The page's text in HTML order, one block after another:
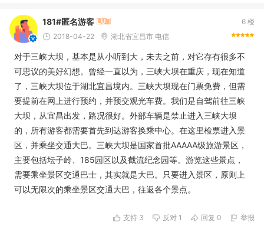
6 楼
181#匿名游客
2018-04-22 湖北省宜昌市 电信
对于三峡大坝，基本是从小听到大，未去之前，对它存有很多不
可思议的美好幻想。曾经一直以为，三峡大坝在重庆，现在知道
了，三峡大坝位于湖北宜昌境内。三峡大坝现在门票免费，但需
要提前在网上进行预约，并预交观光车费。我们是自驾前往三峡
大坝，从宜昌出发，路况很好。外部车辆是禁止进入三峡大坝
的，所有游客都需要首先到达游客换乘中心。在这里检票进入景
区，并乘坐交通大巴。三峡大坝是国家首批AAAAA级旅游景区，
主要包括坛子岭、185园区以及截流纪念园等。游览这些景点，
需要乘坐景区交通巴士，其实就是大巴。只要进入景区，原则上
可以无限次的乘坐景区交通大巴，往返各个景点。
支持 3 反对 1 回复 0 举报